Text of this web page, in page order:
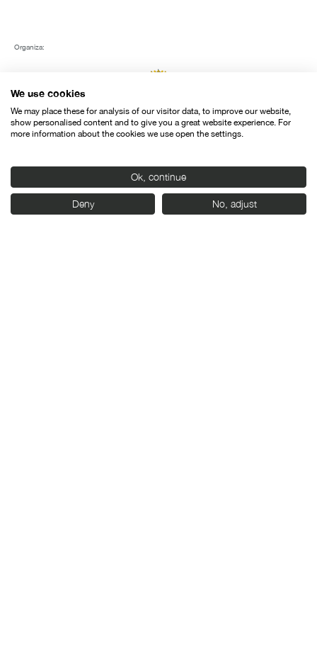
Organiza:
We use cookies
We may place these for analysis of our visitor data, to improve our website,
show personalised content and to give you a great website experience. For
more information about the cookies we use open the settings.
Ok, continue
Deny No, adjust